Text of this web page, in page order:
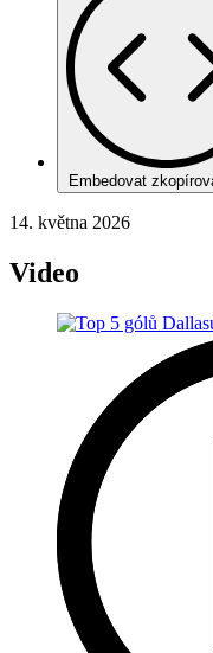
Embedovat
14. května 2026
Video